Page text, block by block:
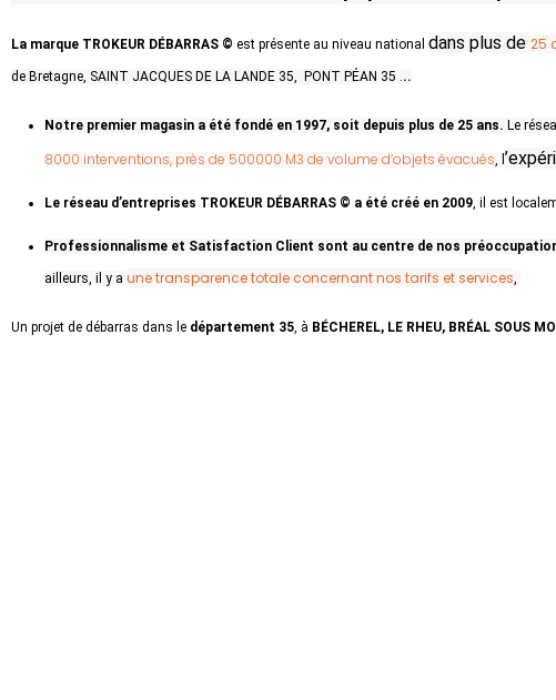
La marque TROKEUR DÉBARRAS © est présente au niveau national dans plus de 25
de Bretagne, SAINT JACQUES DE LA LANDE 35, PONT PÉAN 35 ...
Notre premier magasin a été fondé en 1997, soit depuis plus de 25 ans. Le
8000 interventions, près de 500000 M3 de volume d’objets évacués, l
Le réseau d’entreprises TROKEUR DÉBARRAS © a été créé en 2009, il est
Professionnalisme et Satisfaction Client sont au centre de nos
ailleurs, il y a une transparence totale concernant nos tarifs et services,
Un projet de débarras dans le département 35, à BÉCHEREL, LE RHEU, BRÉAL SOUS